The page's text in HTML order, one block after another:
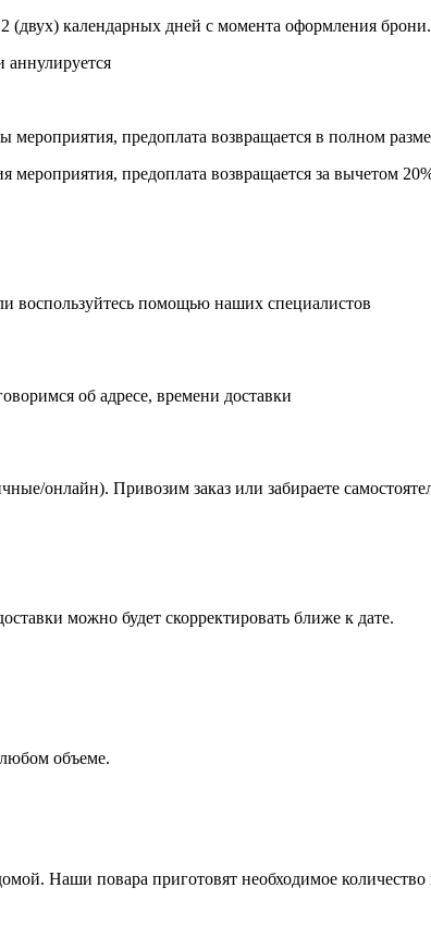
(двух) календарных дней с момента оформления брони.
аннулируется
предоплата возвращается в полном
предоплата возвращается за вычетом
помощью наших специалистов
об адресе, времени доставки
онлайн). Привозим заказ или забираете
можно будет скорректировать ближе к дате.
объеме.
Наши повара приготовят необходимое